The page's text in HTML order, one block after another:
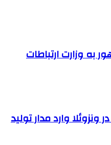
به وزارت ارتباطات
ونزوئلا وارد مدار تولید